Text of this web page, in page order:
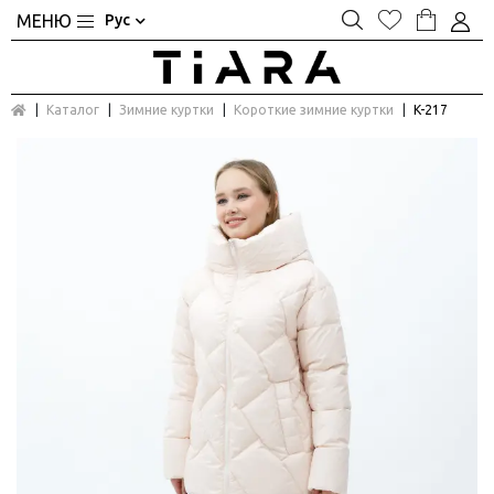
Рус
Каталог Зимние куртки Короткие зимние куртки K-217